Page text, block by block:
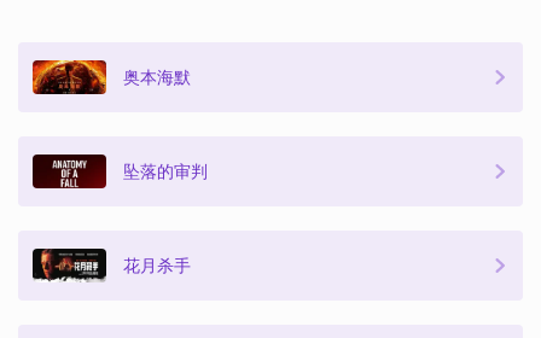
奥本海默
坠落的审判
花月杀手